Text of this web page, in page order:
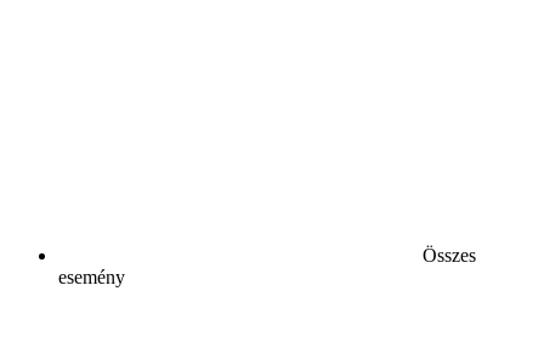
Összes
esemény